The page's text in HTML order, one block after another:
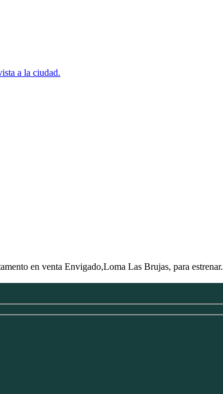
a la ciudad.
en venta Envigado,Loma Las Brujas, para estrenar.